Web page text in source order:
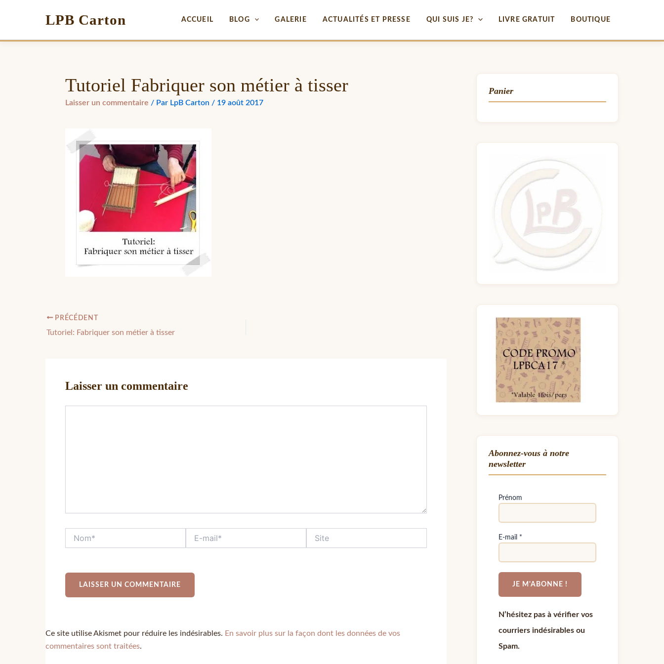
LPB Carton ACCUEIL BLOG GALERIE ACTUALITÉS ET PRESSE QUI SUIS JE? LIVRE GRATUIT BOUTIQUE
Tutoriel Fabriquer son métier à tisser
Laisser un commentaire / Par LpB Carton / 19 août 2017
PRÉCÉDENT
Tutoriel: Fabriquer son métier à tisser
Laisser un commentaire
Ce site utilise Akismet pour réduire les indésirables. En savoir plus sur la façon dont les données de vos
commentaires sont traitées.
Panier
Abonnez-vous à notre
newsletter
Prénom
E-mail *
N’hésitez pas à vérifier vos
courriers indésirables ou
Spam.